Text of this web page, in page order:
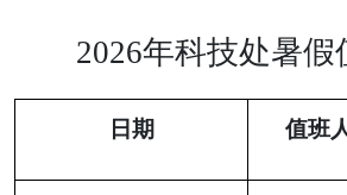
2026年科技处暑假
日期 值班